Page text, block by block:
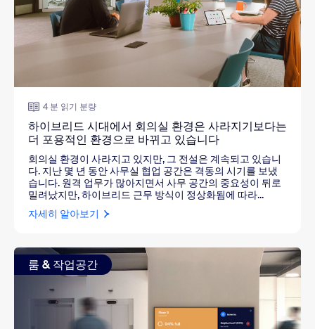
4 분 읽기 분량
하이브리드 시대에서 회의실 환경은 사라지기보다는
더 포용적인 환경으로 바뀌고 있습니다
회의실 환경이 사라지고 있지만, 그 전설은 계속되고 있습니
다. 지난 몇 년 동안 사무실 협업 공간은 격동의 시기를 보냈
습니다. 원격 업무가 많아지면서 사무 공간의 중요성이 뒤로
밀려났지만, 하이브리드 근무 방식이 정상화됨에 따라...
자세히 알아보기
룸 & 작업공간